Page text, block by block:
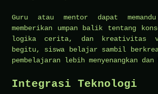
Guru atau mentor dapat
memberikan umpan balik tentang
logika cerita, dan kreativitas
begitu, siswa belajar sambil
pembelajaran lebih menyenangkan dan
Integrasi Teknologi